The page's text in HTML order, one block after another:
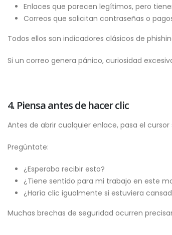
Enlaces que parecen legítimos, pero
Correos que solicitan contraseñas o
Todos ellos son indicadores clásicos de
Si un correo genera pánico, curiosidad
4. Piensa antes de hacer clic
Antes de abrir cualquier enlace, pasa el
Pregúntate:
¿Esperaba recibir esto?
¿Tiene sentido para mi trabajo en este
¿Haría clic igualmente si estuviera
Muchas brechas de seguridad ocurren